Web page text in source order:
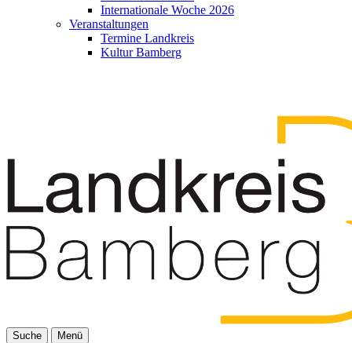
Internationale Woche 2026
Veranstaltungen
Termine Landkreis
Kultur Bamberg
Suche
Menü